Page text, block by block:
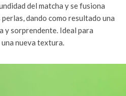
del matcha y se fusiona
dando como resultado una
y sorprendente. Ideal para
nueva textura.